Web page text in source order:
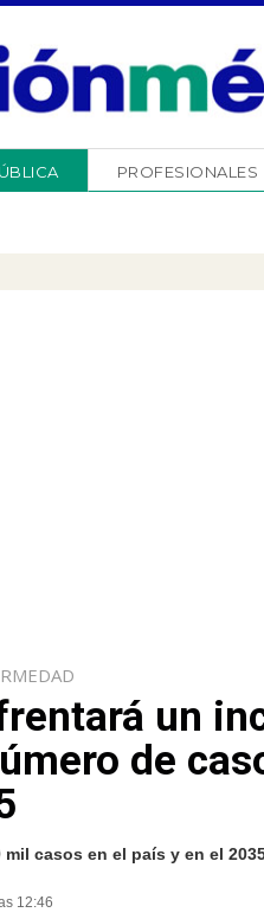
PROFESIONALES
un
de
mil casos en el país y en el
12:46